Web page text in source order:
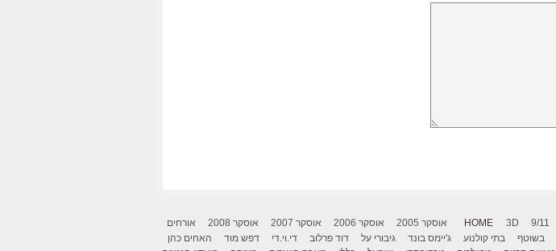
HOME 3D 9/11 אוסקר 2005 אוסקר 2006 אוסקר 2007 אוסקר 2008
אורחים
בשוטף בתי קולנוע ג'יימס בונד גיבורי על דוד פרלוב די.וי.די דפש מוד
האחים כהן